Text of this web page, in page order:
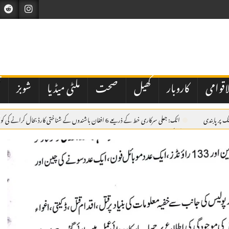
کاروبار کھیل صحت ملٹی میڈیا شوبز
اٹک: جعلی سرکاری خط کے ذریعے 6 افغان باشندوں کے شناختی کارڈ بحال کرانے کی کوشش ناکام، مقدمہ درج
ڈمپر کی ٹکر، 38 سالہ موٹرسائیکل سوار جاں بحق